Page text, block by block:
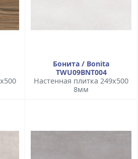
Бонита / Bonita
TWU09BNT004
Настенная плитка 249x500
8мм